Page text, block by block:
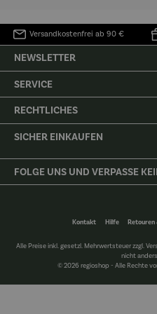
Versandkostenfrei ab 90 €
NEWSLETTER
SERVICE
RECHTLICHES
SICHER EINKAUFEN
FOLGE UNS UND VERPASSE
Kontakt Hilfe Retouren
Alle Preise inkl. gesetzl. Mehrwertsteuer zzgl.
nicht
© 2026 regioshop - Alle Rechte